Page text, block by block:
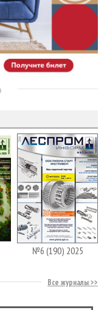
№6 (190) 2025
Все журналы